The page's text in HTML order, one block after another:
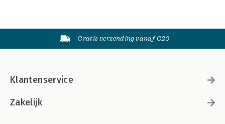
Gratis verzending vanaf €20
Klantenservice
Zakelijk